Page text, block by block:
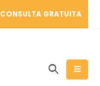
CONSULTA GRATUITA